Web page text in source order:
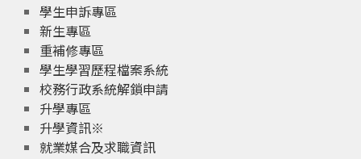
學生申訴專區
新生專區
重補修專區
學生學習歷程檔案系統
校務行政系統解鎖申請
升學專區
升學資訊※
就業媒合及求職資訊